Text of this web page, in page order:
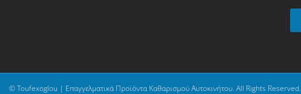
© Toufexoglou | Επαγγελματικά Προϊόντα Καθαρισμού Αυτοκινήτου. All Rights Reserved.